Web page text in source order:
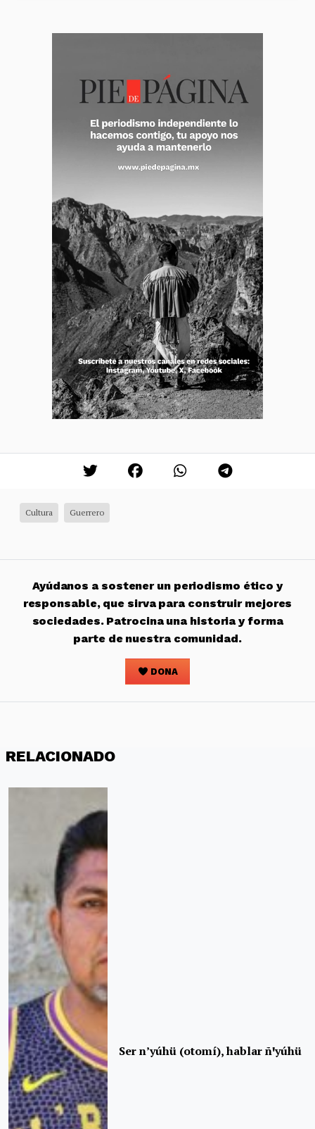
Cultura Guerrero
Ayúdanos a sostener un periodismo ético y
responsable, que sirva para construir mejores
sociedades. Patrocina una historia y forma
parte de nuestra comunidad.
DONA
RELACIONADO
Ser n’yúhü (otomí), hablar ñꞌyúhü